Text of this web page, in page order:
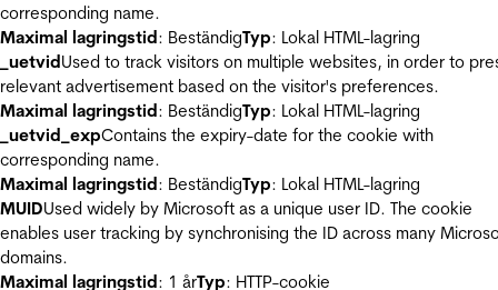
corresponding name.
Maximal lagringstid: BeständigTyp: Lokal HTML-lagring
_uetvidUsed to track visitors on multiple websites, in order to
relevant advertisement based on the visitor's preferences.
Maximal lagringstid: BeständigTyp: Lokal HTML-lagring
_uetvid_expContains the expiry-date for the cookie with
corresponding name.
Maximal lagringstid: BeständigTyp: Lokal HTML-lagring
MUIDUsed widely by Microsoft as a unique user ID. The cookie
enables user tracking by synchronising the ID across many
domains.
Maximal lagringstid: 1 årTyp: HTTP-cookie